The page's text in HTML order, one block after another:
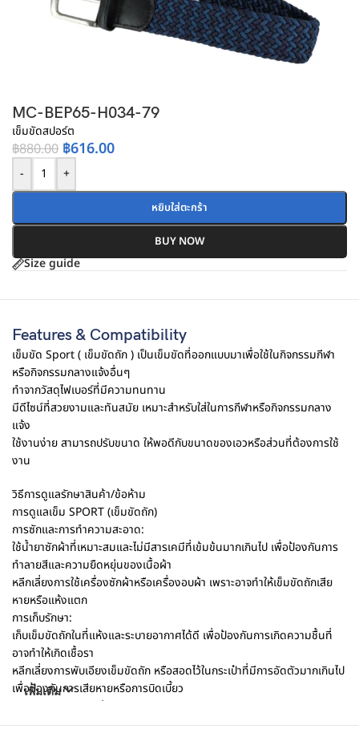
MC-BEP65-H034-79
เข็มขัดสปอร์ต
฿880.00 ฿616.00
- +
หยิบใส่ตะกร้า
BUY NOW
Size guide
Features & Compatibility
เข็มขัด Sport ( เข็มขัดถัก ) เป็นเข็มขัดที่ออกแบบมาเพื่อใช้ในกิจกรรมกีฬา
หรือกิจกรรมกลางแจ้งอื่นๆ
ทำจากวัสดุไฟเบอร์ที่มีความทนทาน
มีดีไซน์ที่สวยงามและทันสมัย เหมาะสำหรับใส่ในการกีฬาหรือกิจกรรมกลาง
แจ้ง
ใช้งานง่าย สามารถปรับขนาด ให้พอดีกับขนาดของเอวหรือส่วนที่ต้องการใช้
งาน
วิธีการดูแลรักษาสินค้า/ข้อห้าม
การดูแลเข็ม SPORT (เข็มขัดถัก)
การซักและการทำความสะอาด:
ใช้น้ำยาซักผ้าที่เหมาะสมและไม่มีสารเคมีที่เข้มข้นมากเกินไป เพื่อป้องกันการ
ทำลายสีและความยืดหยุ่นของเนื้อผ้า
หลีกเลี่ยงการใช้เครื่องซักผ้าหรือเครื่องอบผ้า เพราะอาจทำให้เข็มขัดถักเสีย
หายหรือแห้งแตก
การเก็บรักษา:
เก็บเข็มขัดถักในที่แห้งและระบายอากาศได้ดี เพื่อป้องกันการเกิดความชื้นที่
อาจทำให้เกิดเชื้อรา
หลีกเลี่ยงการพับเอียงเข็มขัดถัก หรือสอดไว้ในกระเป๋าที่มีการอัดตัวมากเกินไป
เพื่อป้องกันการเสียหายหรือการบิดเบี้ยว
การรักษาความยืดหยุ่น:
หลีกเลี่ยงการยึดเข็มขัดถักไว้ในท่าที่ตึงนานๆ เกินไป ซึ่งอาจทำให้ยืดหยุ่นลด
เพิ่มเติม